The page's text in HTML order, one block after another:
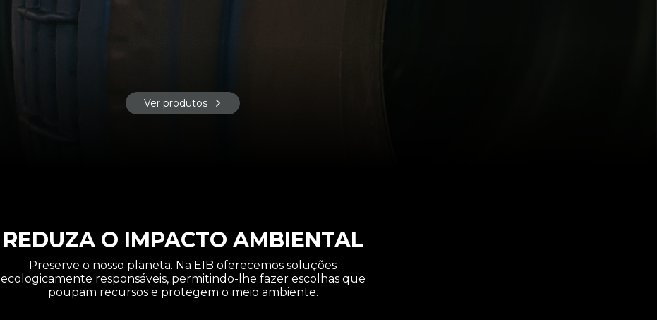
Ver produtos
REDUZA O IMPACTO AMBIENTAL
Preserve o nosso planeta. Na EIB oferecemos soluções
ecologicamente responsáveis, permitindo-lhe fazer escolhas que
poupam recursos e protegem o meio ambiente.